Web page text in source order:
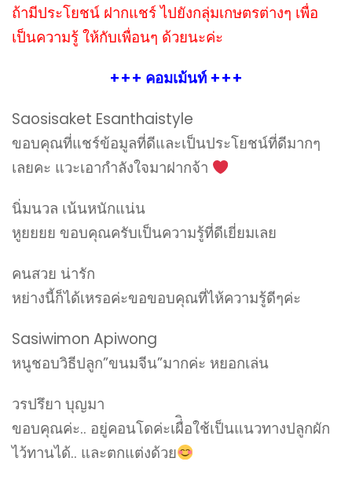
ถ้ามีประโยชน์ ฝากแชร์ ไปยังกลุ่มเกษตรต่างๆ เพื่อ
เป็นความรู้ ให้กับเพื่อนๆ ด้วยนะค่ะ
+++ คอมเม้นท์ +++
Saosisaket Esanthaistyle
ขอบคุณที่แชร์ข้อมูลที่ดีและเป็นประโยชน์ที่ดีมากๆ
เลยคะ แวะเอากำลังใจมาฝากจ้า
นิ่มนวล เน้นหนักแน่น
หูยยยย ขอบคุณครับเป็นความรู้ที่ดีเยี่ยมเลย
คนสวย น่ารัก
หย่างนี้ก็ได้เหรอค่ะขอขอบคุณที่ไห้ความรู้ดีๆค่ะ
Sasiwimon Apiwong
หนูชอบวิธีปลูก”ขนมจีน”มากค่ะ หยอกเล่น
วรปรึยา บุญมา
ขอบคุณค่ะ.. อยู่คอนโดค่ะเผื่ิอใช้เป็นแนวทางปลูกผัก
ไว้ทานได้.. และตกแต่งด้วย